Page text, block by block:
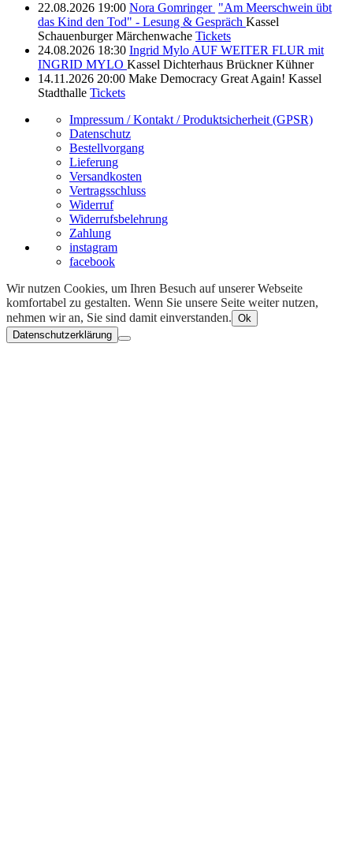
22.08.2026 19:00 Nora Gomringer "Am Meerschwein übt
das Kind den Tod" - Lesung & Gespräch Kassel
Schauenburger Märchenwache Tickets
24.08.2026 18:30 Ingrid Mylo AUF WEITER FLUR mit
INGRID MYLO Kassel Dichterhaus Brückner Kühner
14.11.2026 20:00 Make Democracy Great Again! Kassel
Stadthalle Tickets
Impressum / Kontakt / Produktsicherheit (GPSR)
Datenschutz
Bestellvorgang
Lieferung
Versandkosten
Vertragsschluss
Widerruf
Widerrufsbelehrung
Zahlung
instagram
facebook
Wir nutzen Cookies, um Ihren Besuch auf unserer Webseite
komfortabel zu gestalten. Wenn Sie unsere Seite weiter nutzen,
nehmen wir an, Sie sind damit einverstanden. Ok
Datenschutzerklärung